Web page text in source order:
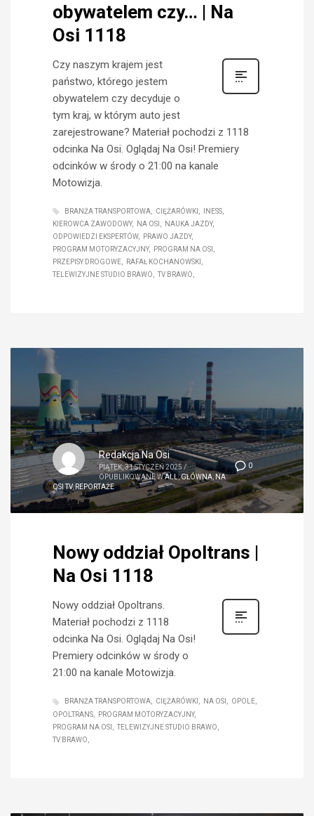
obywatelem czy… | Na
Osi 1118
Czy naszym krajem jest
państwo, którego jestem
obywatelem czy decyduje o
tym kraj, w którym auto jest
zarejestrowane? Materiał pochodzi z 1118
odcinka Na Osi. Oglądaj Na Osi! Premiery
odcinków w środy o 21:00 na kanale
Motowizja.
BRANŻA TRANSPORTOWA CIĘŻARÓWKI
INESS
KIEROWCA ZAWODOWY
NA OSI
NAUKA JAZDY
ODPOWIEDZI EKSPERTÓW
PRAWO JAZDY
PROGRAM MOTORYZACYJNY
PROGRAM NA OSI
PRZEPISY DROGOWE
RAFAŁ KOCHANOWSKI
TELEWIZYJNE STUDIO BRAWO
TV BRAWO
0
Redakcja Na Osi
PIĄTEK, 31 STYCZEŃ 2025 /
OPUBLIKOWANE WALL ,GŁÓWNA NA
OSI TV, REPORTAŻE
Nowy oddział Opoltrans |
Na Osi 1118
Nowy oddział Opoltrans.
Materiał pochodzi z 1118
odcinka Na Osi. Oglądaj Na Osi!
Premiery odcinków w środy o
21:00 na kanale Motowizja.
BRANŻA TRANSPORTOWA CIĘŻARÓWKI NA OSI
OPOLE
OPOLTRANS
PROGRAM MOTORYZACYJNY
PROGRAM NA OSI
TELEWIZYJNE STUDIO BRAWO
TV BRAWO